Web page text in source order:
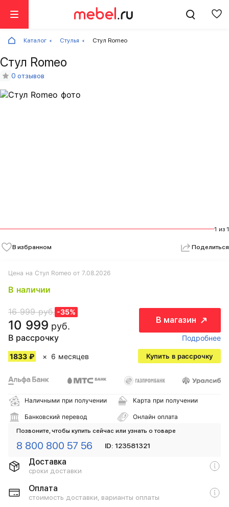
Каталог Стулья Стул Romeo
Стул Romeo
0 отзывов
1 из 1
В избранном Поделиться
Цена на Стул Romeo от 7.08.2026
В наличии
16 999 руб. -35%
10 999 руб.
В магазин
В рассрочку Подробнее
1833 ₽ 6 месяцев Купить в рассрочку
Наличными при получении Карта при получении
Банковский перевод Онлайн оплата
Позвоните, чтобы купить сейчас или узнать о товаре
8 800 800 57 56 ID: 123581321
Доставка
сроки доставки
Оплата
стоимость доставки, варианты оплаты